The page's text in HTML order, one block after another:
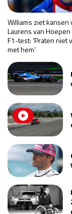
Kwalificatie
Race
GP
Kwalificatie
Race
Kwalificatie
LAS
Kwalificatie
Race
GP ABU
Kwalificatie
Williams ziet kansen
Laurens van
F1-test: ‘Praten niet
met hem’